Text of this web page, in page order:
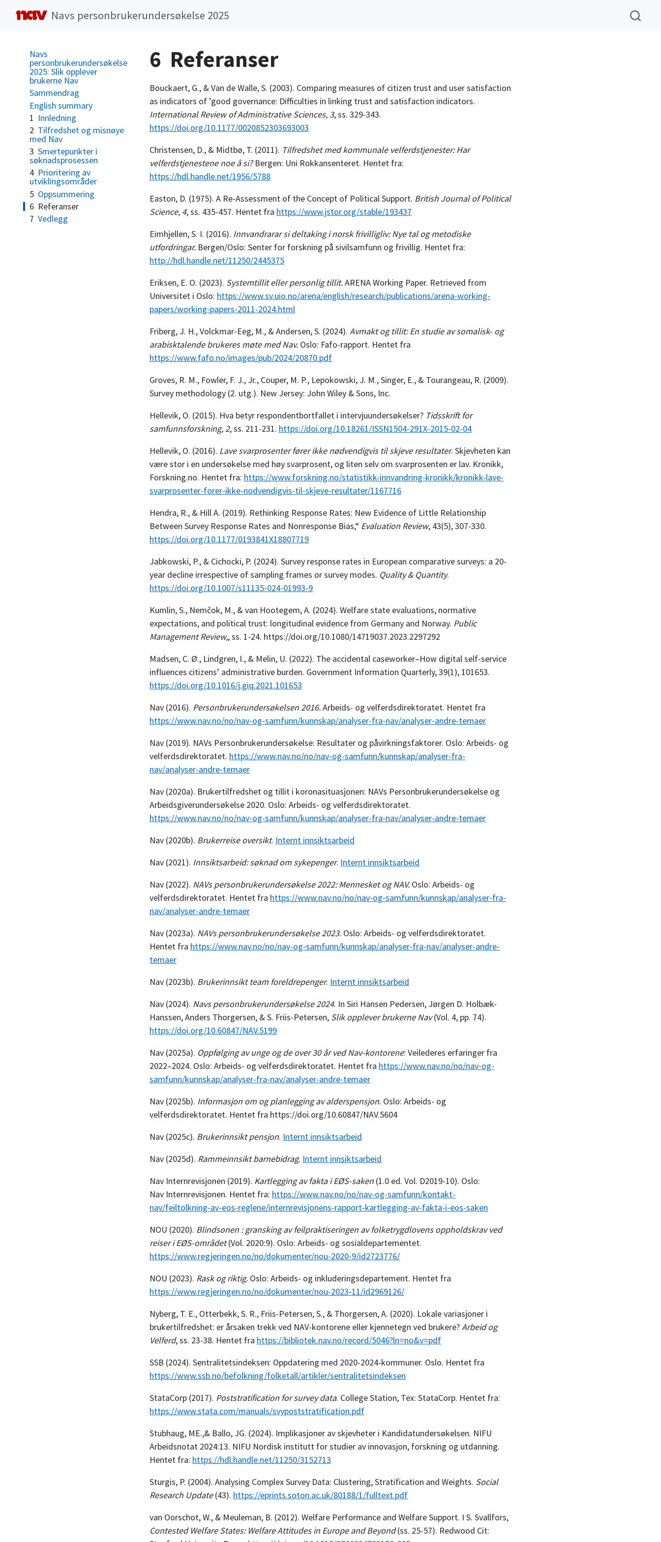
Navs personbrukerundersøkelse 2025
Navs
personbrukerundersøkelse
2025: Slik opplever
brukerne Nav
Sammendrag
English summary
1 Innledning
2 Tilfredshet og misnøye
med Nav
3 Smertepunkter i
søknadsprosessen
4 Prioritering av
utviklingsområder
5 Oppsummering
6 Referanser
7 Vedlegg
6 Referanser
Bouckaert, G., & Van de Walle, S. (2003). Comparing measures of citizen trust and user satisfaction
as indicators of ’good governance: Difficulties in linking trust and satisfaction indicators.
International Review of Administrative Sciences, 3, ss. 329-343.
https://doi.org/10.1177/0020852303693003
Christensen, D., & Midtbø, T. (2011). Tilfredshet med kommunale velferdstjenester: Har
velferdstjenestene noe å si?Bergen: Uni Rokkansenteret. Hentet fra:
https://hdl.handle.net/1956/5788
Easton, D. (1975). A Re-Assessment of the Concept of Political Support. British Journal of Political
Science, 4, ss. 435-457. Hentet fra https://www.jstor.org/stable/193437
Eimhjellen, S. I. (2016). Innvandrarar si deltaking i norsk frivilligliv: Nye tal og metodiske
utfordringar. Bergen/Oslo: Senter for forskning på sivilsamfunn og frivillig. Hentet fra:
http://hdl.handle.net/11250/2445375
Eriksen, E. O. (2023). Systemtillit eller personlig tillit.ARENA Working Paper. Retrieved from
Universitet i Oslo: https://www.sv.uio.no/arena/english/research/publications/arena-working-
papers/working-papers-2011-2024.html
Friberg, J. H., Volckmar-Eeg, M., & Andersen, S. (2024). Avmakt og tillit: En studie av somalisk- og
arabisktalende brukeres møte med Nav. Oslo: Fafo-rapport. Hentet fra
https://www.fafo.no/images/pub/2024/20870.pdf
Groves, R. M., Fowler, F. J., Jr., Couper, M. P., Lepokowski, J. M., Singer, E., & Tourangeau, R. (2009).
Survey methodology (2. utg.). New Jersey: John Wiley & Sons, Inc.
Hellevik, O. (2015). Hva betyr respondentbortfallet i intervjuundersøkelser? Tidsskrift for
samfunnsforskning, 2, ss. 211-231. https://doi.org/10.18261/ISSN1504-291X-2015-02-04
Hellevik, O. (2016). Lave svarprosenter fører ikke nødvendigvis til skjeve resultater. Skjevheten kan
være stor i en undersøkelse med høy svarprosent, og liten selv om svarprosenten er lav. Kronikk,
Forskning.no. Hentet fra: https://www.forskning.no/statistikk-innvandring-kronikk/kronikk-lave-
svarprosenter-forer-ikke-nodvendigvis-til-skjeve-resultater/1167716
Hendra, R., & Hill A. (2019). Rethinking Response Rates: New Evidence of Little Relationship
Between Survey Response Rates and Nonresponse Bias,“ Evaluation Review, 43(5), 307-330.
https://doi.org/10.1177/0193841X18807719
Jabkowski, P., & Cichocki, P. (2024). Survey response rates in European comparative surveys: a 20-
year decline irrespective of sampling frames or survey modes. Quality & Quantity.
https://doi.org/10.1007/s11135-024-01993-9
Kumlin, S., Nemčok, M., & van Hootegem, A. (2024). Welfare state evaluations, normative
expectations, and political trust: longitudinal evidence from Germany and Norway. Public
Management Review,, ss. 1-24. https://doi.org/10.1080/14719037.2023.2297292
Madsen, C. Ø., Lindgren, I., & Melin, U. (2022). The accidental caseworker–How digital self-service
influences citizens’ administrative burden. Government Information Quarterly, 39(1), 101653.
https://doi.org/10.1016/j.giq.2021.101653
Nav (2016). Personbrukerundersøkelsen 2016.Arbeids- og velferdsdirektoratet. Hentet fra
https://www.nav.no/no/nav-og-samfunn/kunnskap/analyser-fra-nav/analyser-andre-temaer
Nav (2019). NAVs Personbrukerundersøkelse: Resultater og påvirkningsfaktorer. Oslo: Arbeids- og
velferdsdirektoratet. https://www.nav.no/no/nav-og-samfunn/kunnskap/analyser-fra-
nav/analyser-andre-temaer
Nav (2020a). Brukertilfredshet og tillit i koronasituasjonen: NAVs Personbrukerundersøkelse og
Arbeidsgiverundersøkelse 2020. Oslo: Arbeids- og velferdsdirektoratet.
https://www.nav.no/no/nav-og-samfunn/kunnskap/analyser-fra-nav/analyser-andre-temaer
Nav (2020b). Brukerreise oversikt. Internt innsiktsarbeid
Nav (2021). Innsiktsarbeid: søknad om sykepenger. Internt innsiktsarbeid
Nav (2022). NAVs personbrukerundersøkelse 2022: Mennesket og NAV. Oslo: Arbeids- og
velferdsdirektoratet. Hentet fra https://www.nav.no/no/nav-og-samfunn/kunnskap/analyser-fra-
nav/analyser-andre-temaer
Nav (2023a). NAVs personbrukerundersøkelse 2023. Oslo: Arbeids- og velferdsdirektoratet.
Hentet fra https://www.nav.no/no/nav-og-samfunn/kunnskap/analyser-fra-nav/analyser-andre-
temaer
Nav (2023b). Brukerinnsikt team foreldrepenger. Internt innsiktsarbeid
Nav (2024). Navs personbrukerundersøkelse 2024. In Siri Hansen Pedersen, Jørgen D. Holbæk-
Hanssen, Anders Thorgersen, & S. Friis-Petersen, Slik opplever brukerne Nav(Vol. 4, pp. 74).
https://doi.org/10.60847/NAV.5199
Nav (2025a). Oppfølging av unge og de over 30 år ved Nav-kontorene: Veilederes erfaringer fra
2022–2024. Oslo: Arbeids- og velferdsdirektoratet. Hentet fra https://www.nav.no/no/nav-og-
samfunn/kunnskap/analyser-fra-nav/analyser-andre-temaer
Nav (2025b). Informasjon om og planlegging av alderspensjon. Oslo: Arbeids- og
velferdsdirektoratet. Hentet fra https://doi.org/10.60847/NAV.5604
Nav (2025c). Brukerinnsikt pensjon. Internt innsiktsarbeid
Nav (2025d). Rammeinnsikt barnebidrag. Internt innsiktsarbeid
Nav Internrevisjonen (2019). Kartlegging av fakta i EØS-saken (1.0 ed. Vol. D2019-10). Oslo:
Nav Internrevisjonen. Hentet fra: https://www.nav.no/no/nav-og-samfunn/kontakt-
nav/feiltolkning-av-eos-reglene/internrevisjonens-rapport-kartlegging-av-fakta-i-eos-saken
NOU (2020). Blindsonen : gransking av feilpraktiseringen av folketrygdlovens oppholdskrav ved
reiser i EØS-området(Vol. 2020:9). Oslo: Arbeids- og sosialdepartementet.
https://www.regjeringen.no/no/dokumenter/nou-2020-9/id2723776/
NOU (2023). Rask og riktig. Oslo: Arbeids- og inkluderingsdepartement. Hentet fra
https://www.regjeringen.no/no/dokumenter/nou-2023-11/id2969126/
Nyberg, T. E., Otterbekk, S. R., Friis-Petersen, S., & Thorgersen, A. (2020). Lokale variasjoner i
brukertilfredshet: er årsaken trekk ved NAV-kontorene eller kjennetegn ved brukere?Arbeid og
Velferd, ss. 23-38. Hentet fra https://bibliotek.nav.no/record/5046?ln=no&v=pdf
SSB (2024). Sentralitetsindeksen: Oppdatering med 2020-2024-kommuner. Oslo. Hentet fra
https://www.ssb.no/befolkning/folketall/artikler/sentralitetsindeksen
StataCorp (2017). Poststratification for survey data. College Station, Tex: StataCorp. Hentet fra:
https://www.stata.com/manuals/svypoststratification.pdf
Stubhaug, ME.,& Ballo, JG. (2024). Implikasjoner av skjevheter i Kandidatundersøkelsen. NIFU
Arbeidsnotat 2024:13. NIFU Nordisk institutt for studier av innovasjon, forskning og utdanning.
Hentet fra: https://hdl.handle.net/11250/3152713
Sturgis, P. (2004). Analysing Complex Survey Data: Clustering, Stratification and Weights. Social
Research Update(43). https://eprints.soton.ac.uk/80188/1/fulltext.pdf
van Oorschot, W., & Meuleman, B. (2012). Welfare Performance and Welfare Support. I S. Svallfors,
Contested Welfare States: Welfare Attitudes in Europe and Beyond(ss. 25-57). Redwood Cit: